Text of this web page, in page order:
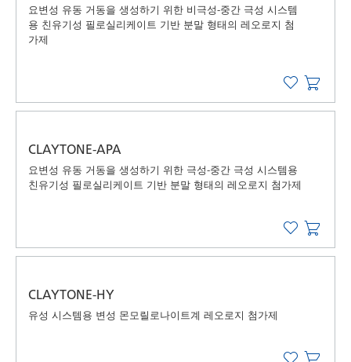
요변성 유동 거동을 생성하기 위한 비극성-중간 극성 시스템
용 친유기성 필로실리케이트 기반 분말 형태의 레오로지 첨
가제
CLAYTONE-APA
요변성 유동 거동을 생성하기 위한 극성-중간 극성 시스템용
친유기성 필로실리케이트 기반 분말 형태의 레오로지 첨가제
CLAYTONE-HY
유성 시스템용 변성 몬모릴로나이트계 레오로지 첨가제